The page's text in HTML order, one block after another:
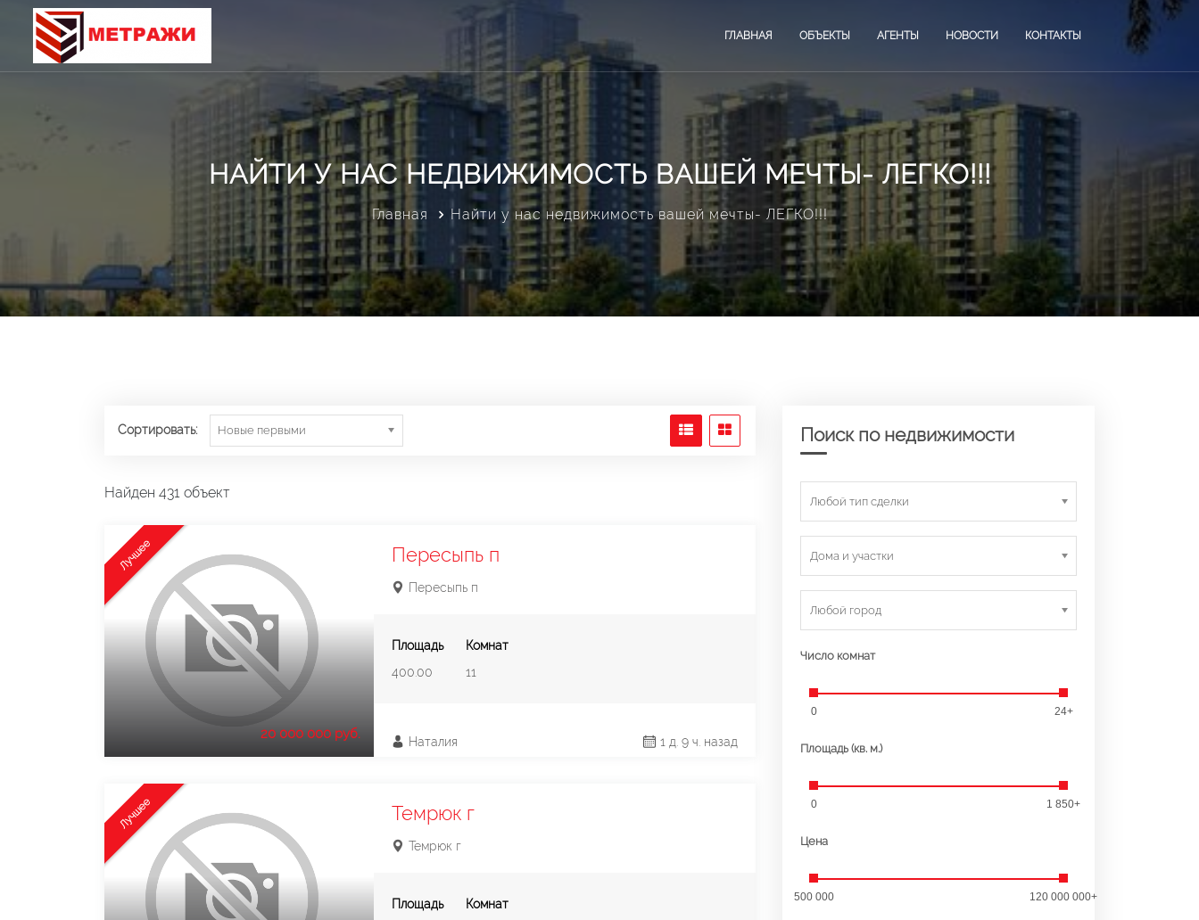
ГЛАВНАЯ ОБЪЕКТЫ АГЕНТЫ НОВОСТИ КОНТАКТЫ
НАЙТИ У НАС НЕДВИЖИМОСТЬ ВАШЕЙ МЕЧТЫ- ЛЕГКО!!!
Главная Найти у нас недвижимость вашей мечты- ЛЕГКО!!!
Сортировать: Новые первыми
Найден 431 объект
Лучшее
20 000 000 руб.
Пересыпь п
Пересыпь п
Площадь
400.00
Комнат
11
Наталия 1 д. 9 ч. назад
Лучшее Темрюк г
Темрюк г
Площадь
Комнат
Поиск по недвижимости
Любой тип сделки
Дома и участки
Любой город
Число комнат
0 24+
Площадь (кв. м.)
0 1 850+
Цена
500 000 120 000 000+